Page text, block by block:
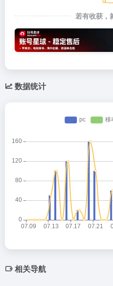
若有收获，
数据统计
相关导航